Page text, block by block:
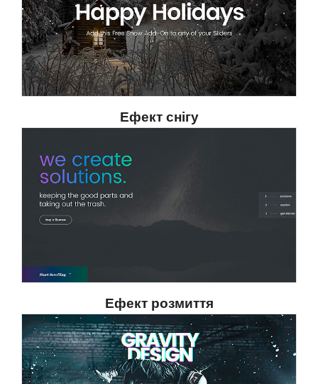
Ефект снігу
Ефект розмиття